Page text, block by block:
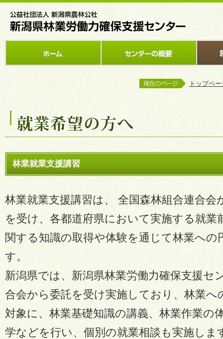
トップペー
林業就業支援講習
林業就業支援講習は、 全国森林組合連合会
を受け、各都道府県において実施する就業
関する知識の取得や体験を通じて林業への
す。
新潟県では、新潟県林業労働力確保支援セ
合会から委託を受け実施しており、林業へ
対象に、林業基礎知識の講義、林業作業の
学などを行い、個別の就業相談も実施しま